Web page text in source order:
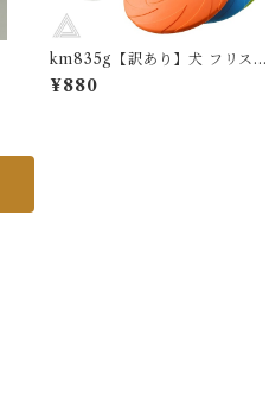
km835g【訳あり】犬 フリスビ
ー ドッグフリスビー おもちゃ フ
ライングディスク ペット 柔らか
¥880